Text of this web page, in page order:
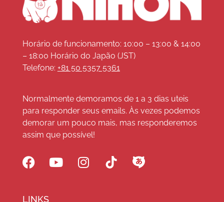
Horário de funcionamento: 10:00 – 13:00 & 14:00
– 18:00 Horário do Japão (JST)
Telefone: +81 50 5357 5361
Normalmente demoramos de 1 a 3 dias uteis
para responder seus emails. Às vezes podemos
demorar um pouco mais, mas responderemos
assim que possível!
LINKS